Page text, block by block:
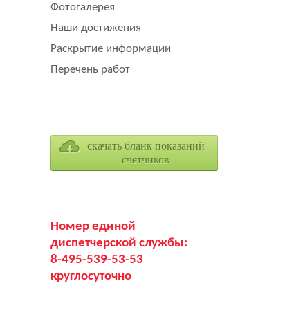
Фотогалерея
Наши достижения
Раскрытие информации
Перечень работ
скачать бланк показаний
счетчиков
Номер единой
диспетчерской службы:
8-495-539-53-53
круглосуточно